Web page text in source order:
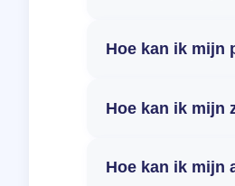
Hoe kan ik mijn
Hoe kan ik mijn
Hoe kan ik mijn